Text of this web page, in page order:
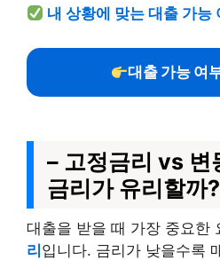
내 상황에 맞는 대출 가능
대출 가능 여
– 고정금리 vs 변
금리가 유리할까?
대출을 받을 때 가장 중요한
리입니다. 금리가 낮을수록